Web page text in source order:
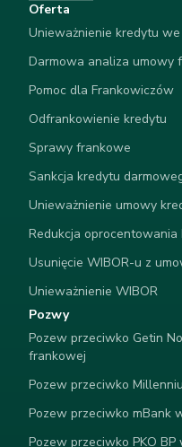
Oferta
Unieważnienie kredytu
Darmowa analiza umowy
Pomoc dla Frankowiczów
Odfrankowienie kredytu
Sprawy frankowe
Sankcja kredytu
Unieważnienie umowy
Redukcja oprocentowania
Usunięcie WIBOR-u z
Unieważnienie WIBOR
Pozwy
Pozew przeciwko Getin
frankowej
Pozew przeciwko
Pozew przeciwko mBank
Pozew przeciwko PKO